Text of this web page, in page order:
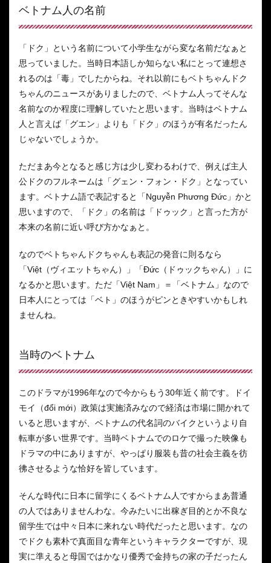
ベトナム人の名前
「ドク」という名前について小学生ながら変な名前だなぁと
思っていました。当時日本語しか知らない私にとって連想さ
れるのは「毒」でしたからね。それ以前にもベトちゃんドク
ちゃんのニュースがありましたので、ベトナム人ってそんな
名前なのか程度に理解していたと思います。当時はベトナム
人と言えば「グエン」よりも「ドク」のほうが有名だったん
じゃないでしょうか。
ただまあ今となると感じ方は少し変わるわけで、例えば主人
公ドクのフルネームは「グェン・フォン・ドク」となってい
ます。ベトナム語で表記すると「Nguyễn Phương Đức」かと
思いますので、「ドク」の名前は「ドゥック」と言った方が
本来の名前に近い呼び方かなぁと。
なのでベトちゃんドクちゃんも表記の発音に則るなら
「Việt（ヴィエットちゃん）」「Đức（ドゥックちゃん）」に
なるかと思います。ただ「Việt Nam」＝「ベトナム」なので
日本人にとっては「ベト」のほうがピンときやすいかもしれ
ませんね。
当時のベトナム
このドラマが1996年なので今からもう30年近く前です。ドイ
モイ（đổi mới）政策は実施済みなので経済は市場に開かれて
いると思いますが、ベトナムの代名詞のバイクというより自
転車が多い世界です。当時ベトナムでのロケで撮った映像も
ドラマの中にありますが、やっぱり服装も昔の社会主義を彷
彿させるような恰好を皆しています。
そんな時代に日本に留学にくるベトナム人ですからまあ普通
の人ではありませんわな。今みたいに出稼ぎ目的とか不良な
留学生では中々日本に来れない時代だったと思います。なの
でドクも素朴で真面目な青年というキャラクターですが、現
実に準えると母国ではかなり優秀で金持ちの家の子だったん